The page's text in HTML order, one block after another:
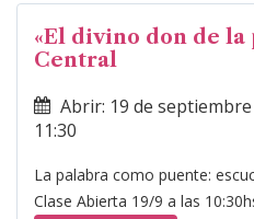
«El divino don de la
Central
Abrir: 19 de septiembre
11:30
La palabra como puente:
Clase Abierta 19/9 a las